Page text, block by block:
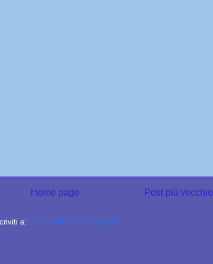
Post più vecchio
Home page
a: Commenti sul post (Atom)